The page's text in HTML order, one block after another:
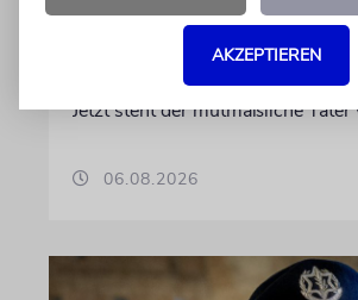
Der getötete Aktivist setzte sich
Siedlergewalt ein und war an dem
prämierten Film »No Other Land«
Jetzt steht der mutmaßliche
06.08.2026
AKZEPTIEREN